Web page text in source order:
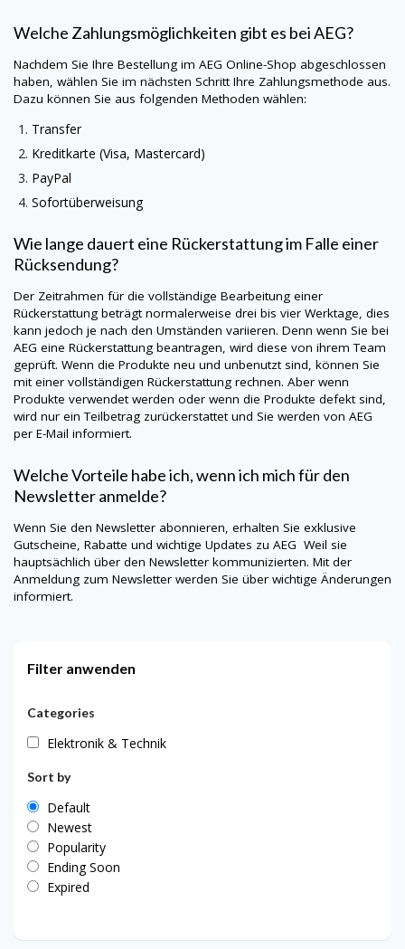
Welche Zahlungsmöglichkeiten gibt es beiAEG?
Nachdem Sie Ihre Bestellung im AEG Online-Shop abgeschlossen
haben, wählen Sie im nächsten Schritt Ihre Zahlungsmethode aus.
Dazu können Sie aus folgenden Methoden wählen:
Transfer
Kreditkarte (Visa, Mastercard)
PayPal
Sofortüberweisung
Wie lange dauert eine Rückerstattung im Falle einer
Rücksendung?
Der Zeitrahmen für die vollständige Bearbeitung einer
Rückerstattung beträgt normalerweise drei bis vier Werktage, dies
kann jedoch je nach den Umständen variieren. Denn wenn Sie bei
AEG eine Rückerstattung beantragen, wird diese von ihrem Team
geprüft. Wenn die Produkte neu und unbenutzt sind, können Sie
mit einer vollständigen Rückerstattung rechnen. Aber wenn
Produkte verwendet werden oder wenn die Produkte defekt sind,
wird nur ein Teilbetrag zurückerstattet und Sie werden von AEG
per E-Mail informiert.
Welche Vorteile habe ich, wenn ich mich für den
Newsletter anmelde?
Wenn Sie den Newsletter abonnieren, erhalten Sie exklusive
Gutscheine, Rabatte und wichtige Updates zu AEG Weil sie
hauptsächlich über den Newsletter kommunizierten. Mit der
Anmeldung zum Newsletter werden Sie über wichtige Änderungen
informiert.
Filter anwenden
Categories
Elektronik & Technik
Sort by
Default
Newest
Popularity
Ending Soon
Expired